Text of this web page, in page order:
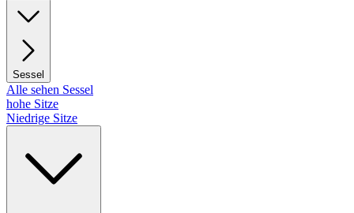
Sessel
Alle sehen Sessel
hohe Sitze
Niedrige Sitze